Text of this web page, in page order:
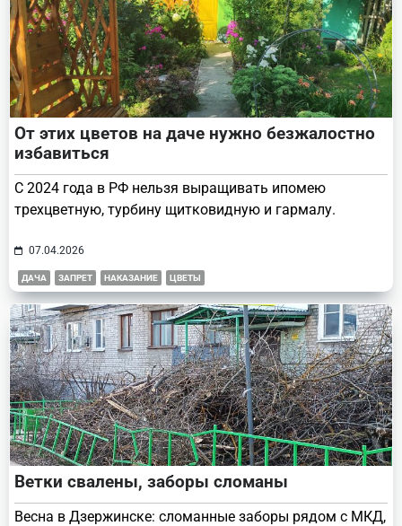
От этих цветов на даче нужно безжалостно
избавиться
С 2024 года в РФ нельзя выращивать ипомею
трехцветную, турбину щитковидную и гармалу.
07.04.2026
ДАЧА ЗАПРЕТ НАКАЗАНИЕ ЦВЕТЫ
Ветки свалены, заборы сломаны
Весна в Дзержинске: сломанные заборы рядом с МКД,